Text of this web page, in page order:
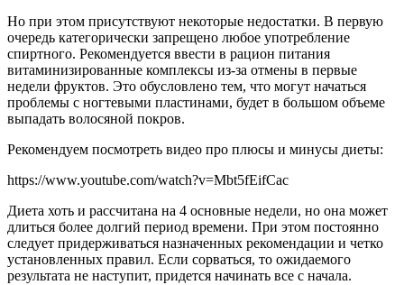
Но при этом присутствуют некоторые недостатки. В первую
очередь категорически запрещено любое употребление
спиртного. Рекомендуется ввести в рацион питания
витаминизированные комплексы из-за отмены в первые
недели фруктов. Это обусловлено тем, что могут начаться
проблемы с ногтевыми пластинами, будет в большом объеме
выпадать волосяной покров.
Рекомендуем посмотреть видео про плюсы и минусы диеты:
https://www.youtube.com/watch?v=Mbt5fEifCac
Диета хоть и рассчитана на 4 основные недели, но она может
длиться более долгий период времени. При этом постоянно
следует придерживаться назначенных рекомендации и четко
установленных правил. Если сорваться, то ожидаемого
результата не наступит, придется начинать все с начала.